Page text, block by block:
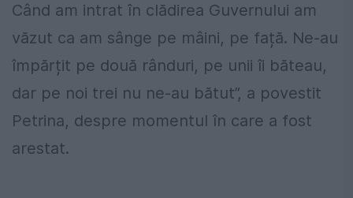
Când am intrat în clădirea Guvernului am
văzut ca am sânge pe mâini, pe față. Ne-au
împărțit pe două rânduri, pe unii îi băteau,
dar pe noi trei nu ne-au bătut”, a povestit
Petrina, despre momentul în care a fost
arestat.